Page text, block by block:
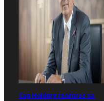
Cap Holding renforce sa